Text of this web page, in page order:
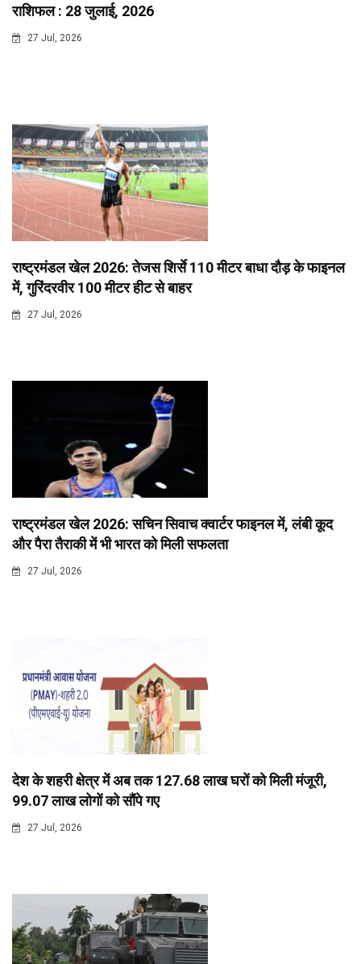
राशिफल : 28 जुलाई, 2026
27 Jul, 2026
राष्ट्रमंडल खेल 2026: तेजस शिर्से 110 मीटर बाधा दौड़ के फाइनल
में, गुरिंदरवीर 100 मीटर हीट से बाहर
27 Jul, 2026
राष्ट्रमंडल खेल 2026: सचिन सिवाच क्वार्टर फाइनल में, लंबी कूद
और पैरा तैराकी में भी भारत को मिली सफलता
27 Jul, 2026
देश के शहरी क्षेत्र में अब तक 127.68 लाख घरों को मिली मंजूरी,
99.07 लाख लोगों को सौंपे गए
27 Jul, 2026